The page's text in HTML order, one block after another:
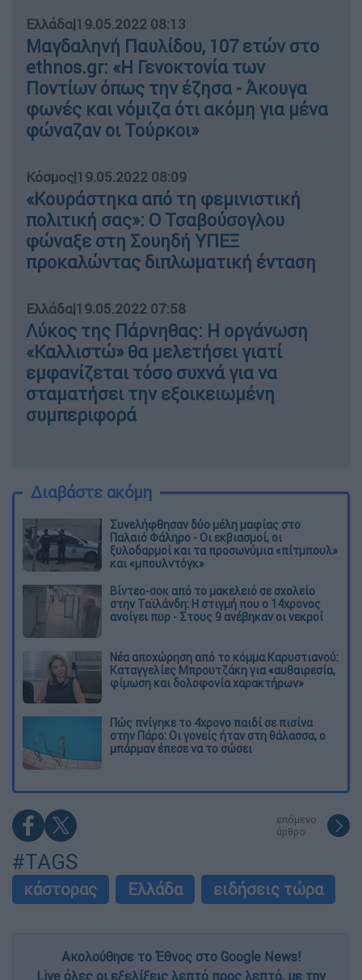
Ελλάδα|19.05.2022 08:13
Μαγδαληνή Παυλίδου, 107 ετών στο
ethnos.gr: «Η Γενοκτονία των
Ποντίων όπως την έζησα - Άκουγα
φωνές και νόμιζα ότι ακόμη για μένα
φώναζαν οι Τούρκοι»
Κόσμος|19.05.2022 08:09
«Κουράστηκα από τη φεμινιστική
πολιτική σας»: Ο Τσαβούσογλου
φώναξε στη Σουηδή ΥΠΕΞ
προκαλώντας διπλωματική ένταση
Ελλάδα|19.05.2022 07:58
Λύκος της Πάρνηθας: Η οργάνωση
«Καλλιστώ» θα μελετήσει γιατί
εμφανίζεται τόσο συχνά για να
σταματήσει την εξοικειωμένη
συμπεριφορά
Διαβάστε ακόμη
Συνελήφθησαν δύο μέλη μαφίας στο
Παλαιό Φάληρο - Οι εκβιασμοί, οι
ξυλοδαρμοί και τα προσωνύμια «πίτμπουλ»
και «μπουλντόγκ»
Βίντεο-σοκ από το μακελειό σε σχολείο
στην Ταϊλάνδη: Η στιγμή που ο 14χρονος
ανοίγει πυρ - Στους 9 ανέβηκαν οι νεκροί
Νέα αποχώρηση από το κόμμα Καρυστιανού:
Καταγγελίες Μπρουτζάκη για «αυθαιρεσία,
φίμωση και δολοφονία χαρακτήρων»
Πώς πνίγηκε το 4χρονο παιδί σε πισίνα
στην Πάρο: Οι γονείς ήταν στη θάλασσα, ο
μπάρμαν έπεσε να το σώσει
επόμενο
άρθρο
#TAGS
κάστορας Ελλάδα ειδήσεις τώρα
Ακολούθησε το Έθνος στο Google News!
Live όλες οι εξελίξεις λεπτό προς λεπτό, με την